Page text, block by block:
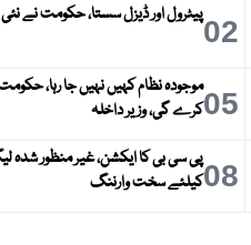
02پیٹرول اور ڈیزل سستا، حکومت نے نئی
05موجودہ نظام کہیں نہیں جا رہا،
کرے گی، وزیر داخلہ
08پی سی بی کا ایکشن، غیر منظور شدہ
کیلئے سخت وارننگ